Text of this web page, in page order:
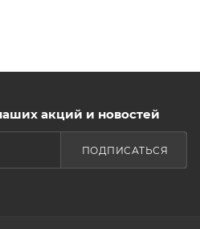
влаги, интенсивно и
интенсивный
состояние
акций и новостей
ПОДПИСАТЬСЯ